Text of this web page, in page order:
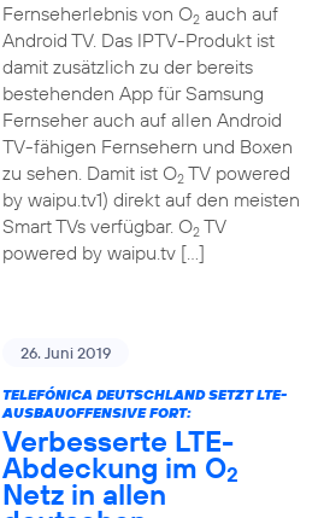
Fernseherlebnis von O2auch auf
Android TV. Das IPTV-Produkt ist
damit zusätzlich zu der bereits
bestehenden App für Samsung
Fernseher auch auf allen Android
TV-fähigen Fernsehern und Boxen
zu sehen. Damit ist O2TV powered
by waipu.tv1) direkt auf den meisten
Smart TVs verfügbar. O2TV
powered by waipu.tv […]
26. Juni 2019
TELEFÓNICA DEUTSCHLAND SETZT LTE-
AUSBAUOFFENSIVE FORT:
Verbesserte LTE-
Abdeckung im O2
Netz in allen